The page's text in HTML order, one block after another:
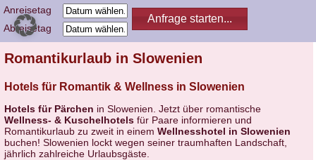
Anreisetag
Abreisetag
Romantikurlaub in Slowenien
Hotels für Romantik & Wellness in Slowenien
Hotels für Pärchen in Slowenien. Jetzt über romantische
Wellness- & Kuschelhotels für Paare informieren und
Romantikurlaub zu zweit in einem Wellnesshotel in Slowenien
buchen! Slowenien lockt wegen seiner traumhaften Landschaft,
jährlich zahlreiche Urlaubsgäste.